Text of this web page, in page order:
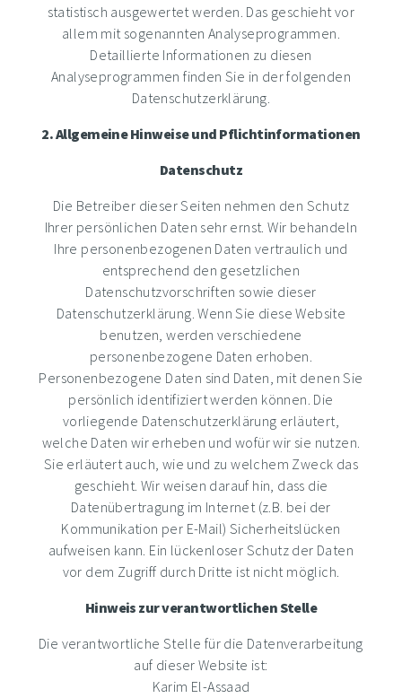
statistisch ausgewertet werden. Das geschieht vor
allem mit sogenannten Analyseprogrammen.
Detaillierte Informationen zu diesen
Analyseprogrammen finden Sie in der folgenden
Datenschutzerklärung.
2. Allgemeine Hinweise und Pflichtinformationen
Datenschutz
Die Betreiber dieser Seiten nehmen den Schutz
Ihrer persönlichen Daten sehr ernst. Wir behandeln
Ihre personenbezogenen Daten vertraulich und
entsprechend den gesetzlichen
Datenschutzvorschriften sowie dieser
Datenschutzerklärung. Wenn Sie diese Website
benutzen, werden verschiedene
personenbezogene Daten erhoben.
Personenbezogene Daten sind Daten, mit denen Sie
persönlich identifiziert werden können. Die
vorliegende Datenschutzerklärung erläutert,
welche Daten wir erheben und wofür wir sie nutzen.
Sie erläutert auch, wie und zu welchem Zweck das
geschieht. Wir weisen darauf hin, dass die
Datenübertragung im Internet (z.B. bei der
Kommunikation per E-Mail) Sicherheitslücken
aufweisen kann. Ein lückenloser Schutz der Daten
vor dem Zugriff durch Dritte ist nicht möglich.
Hinweis zur verantwortlichen Stelle
Die verantwortliche Stelle für die Datenverarbeitung
auf dieser Website ist:
Karim El-Assaad